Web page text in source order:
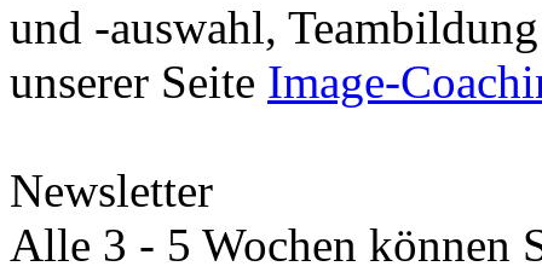
und -auswahl,
unserer Seite Image-
Newsletter
Alle 3 - 5 Wochen können